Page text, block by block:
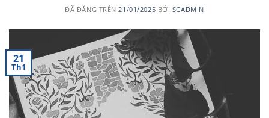
ĐÃ ĐĂNG TRÊN 21/01/2025 BỞI SCADMIN
21
Th1